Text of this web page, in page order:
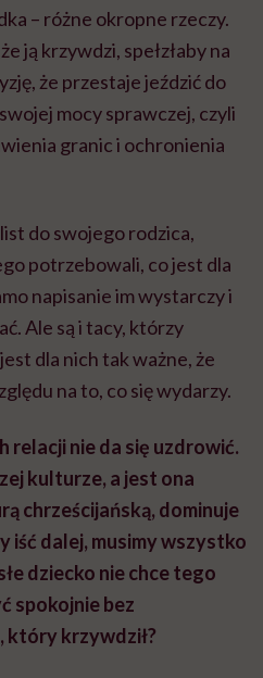
– różne okropne rzeczy.
ją krzywdzi, spełzłaby na
że przestaje jeździć do
mocy sprawczej, czyli
granic i ochronienia
do swojego rodzica,
potrzebowali, co jest dla
napisanie im wystarczy i
Ale są i tacy, którzy
dla nich tak ważne, że
na to, co się wydarzy.
relacji nie da się uzdrowić.
kulturze, a jest ona
chrześcijańską, dominuje
iść dalej, musimy wszystko
dziecko nie chce tego
spokojnie bez
który krzywdził?